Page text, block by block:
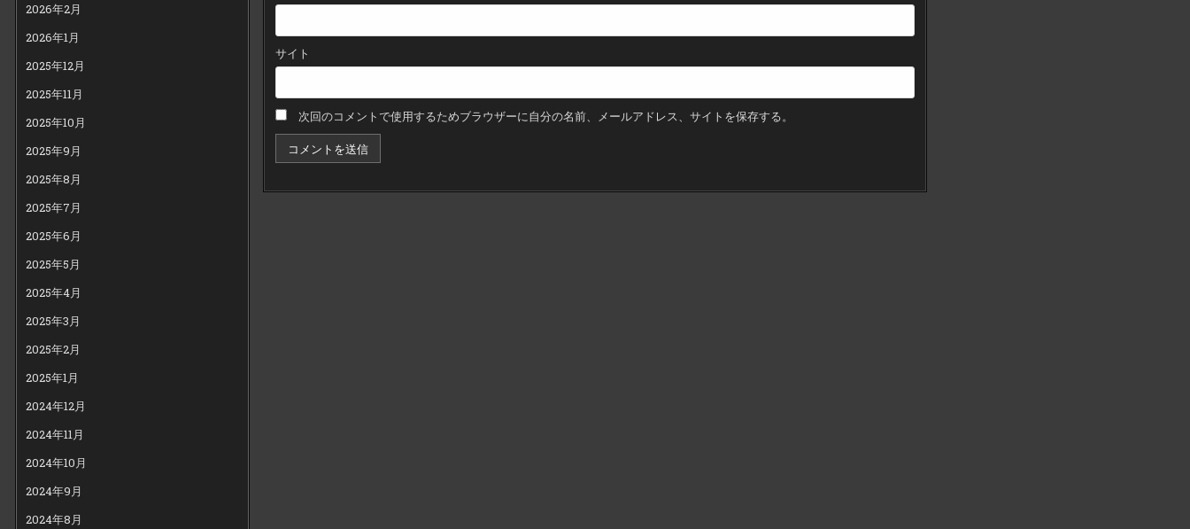
2026年2月
2026年1月
2025年12月
2025年11月
2025年10月
2025年9月
2025年8月
2025年7月
2025年6月
2025年5月
2025年4月
2025年3月
2025年2月
2025年1月
2024年12月
2024年11月
2024年10月
2024年9月
2024年8月
サイト
次回のコメントで使用するためブラウザーに自分の名前、メールアドレス、サイトを保存する。